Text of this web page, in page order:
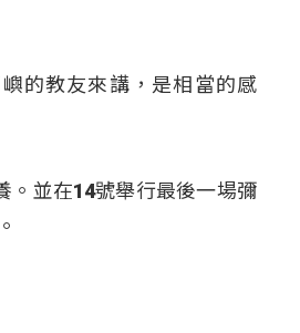
的教友來講，是相當的感
。並在14號舉行最後一場彌